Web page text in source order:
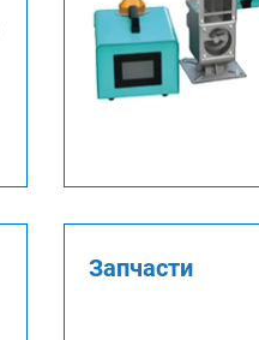
Запчасти